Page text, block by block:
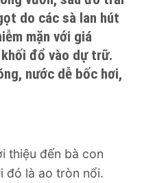
do các sà lan hút
mặn với giá
đổ vào dự trữ.
nước dễ bốc hơi,
thiệu đến bà con
đó là ao tròn nổi.